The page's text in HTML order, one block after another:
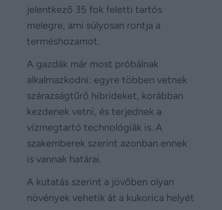
jelentkező 35 fok feletti tartós
melegre, ami súlyosan rontja a
terméshozamot.
A gazdák már most próbálnak
alkalmazkodni: egyre többen vetnek
szárazságtűrő hibrideket, korábban
kezdenek vetni, és terjednek a
vízmegtartó technológiák is. A
szakemberek szerint azonban ennek
is vannak határai.
A kutatás szerint a jövőben olyan
növények vehetik át a kukorica helyét